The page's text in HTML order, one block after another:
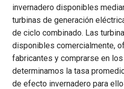
invernadero disponibles
turbinas de generación
de ciclo combinado. Las
disponibles comercialmente,
fabricantes y comprarse en
determinamos la tasa
de efecto invernadero para